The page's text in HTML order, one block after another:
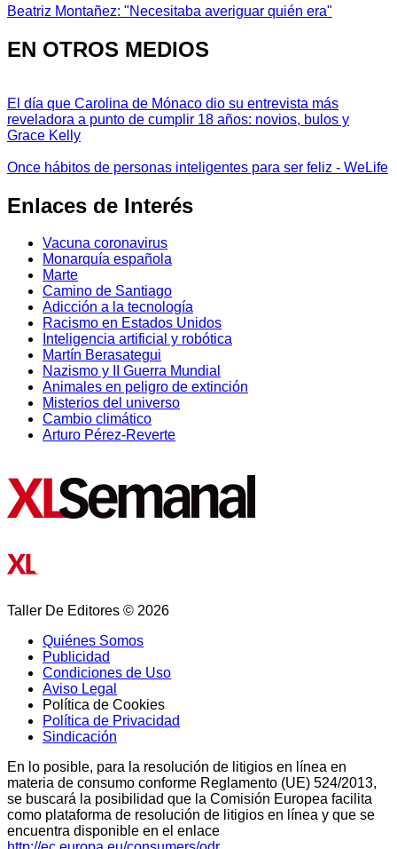
Beatriz Montañez: "Necesitaba averiguar quién era"
EN OTROS MEDIOS
El día que Carolina de Mónaco dio su entrevista más
reveladora a punto de cumplir 18 años: novios, bulos y
Grace Kelly
Once hábitos de personas inteligentes para ser feliz - WeLife
Enlaces de Interés
Vacuna coronavirus
Monarquía española
Marte
Camino de Santiago
Adicción a la tecnología
Racismo en Estados Unidos
Inteligencia artificial y robótica
Martín Berasategui
Nazismo y II Guerra Mundial
Animales en peligro de extinción
Misterios del universo
Cambio climático
Arturo Pérez-Reverte
Taller De Editores © 2026
Quiénes Somos
Publicidad
Condiciones de Uso
Aviso Legal
Política de Cookies
Política de Privacidad
Sindicación
En lo posible, para la resolución de litigios en línea en
materia de consumo conforme Reglamento (UE) 524/2013,
se buscará la posibilidad que la Comisión Europea facilita
como plataforma de resolución de litigios en línea y que se
encuentra disponible en el enlace